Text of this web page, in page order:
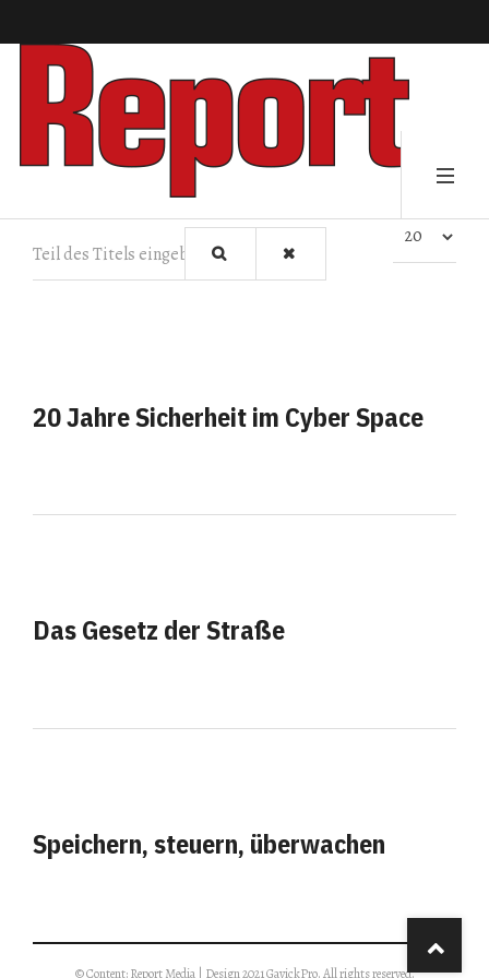
Teil des Titels eingeben Anzeige #
20 Jahre Sicherheit im Cyber Space
Das Gesetz der Straße
Speichern, steuern, überwachen
© Content: Report Media | Design 2021 GavickPro. All rights reserved.